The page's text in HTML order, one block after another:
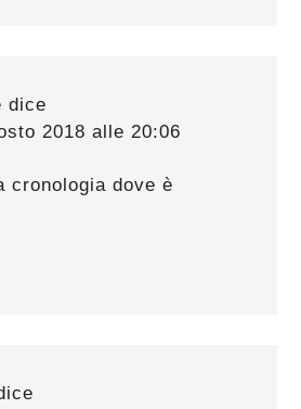
dice
2018 alle 20:06
cronologia dove è